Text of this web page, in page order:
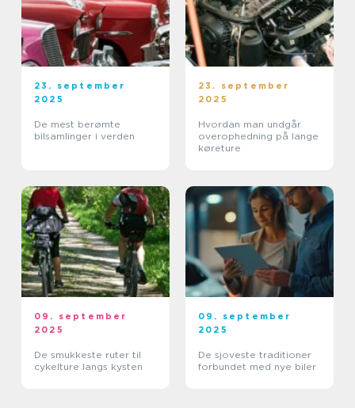
23. september
2025
De mest berømte
bilsamlinger i verden
23. september
2025
Hvordan man undgår
overophedning på lange
køreture
09. september
2025
De smukkeste ruter til
cykelture langs kysten
09. september
2025
De sjoveste traditioner
forbundet med nye biler